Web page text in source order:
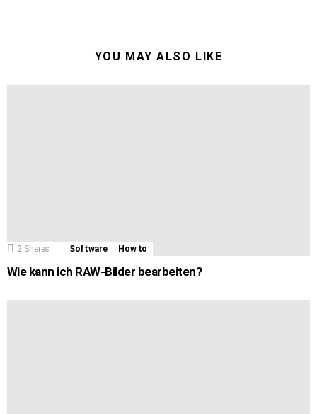
YOU MAY ALSO LIKE
2 Shares Software How to
Wie kann ich RAW-Bilder bearbeiten?